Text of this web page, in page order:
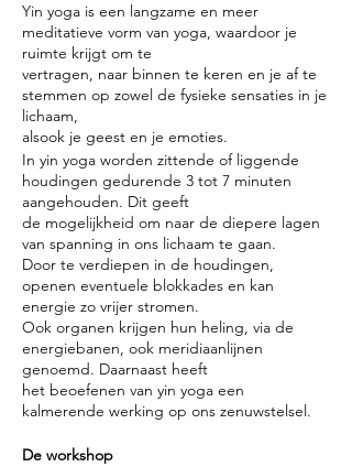
Yin yoga is een langzame en meer
meditatieve vorm van yoga, waardoor je
ruimte krijgt om te
vertragen, naar binnen te keren en je af te
stemmen op zowel de fysieke sensaties in je
lichaam,
alsook je geest en je emoties.
In yin yoga worden zittende of liggende
houdingen gedurende 3 tot 7 minuten
aangehouden. Dit geeft
de mogelijkheid om naar de diepere lagen
van spanning in ons lichaam te gaan.
Door te verdiepen in de houdingen,
openen eventuele blokkades en kan
energie zo vrijer stromen.
Ook organen krijgen hun heling, via de
energiebanen, ook meridiaanlijnen
genoemd. Daarnaast heeft
het beoefenen van yin yoga een
kalmerende werking op ons zenuwstelsel.
De workshop